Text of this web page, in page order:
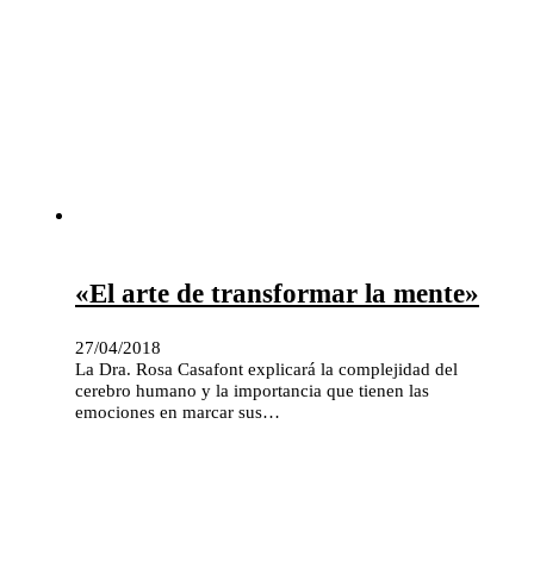
«El arte de transformar la mente»
27/04/2018
La Dra. Rosa Casafont explicará la complejidad del
cerebro humano y la importancia que tienen las
emociones en marcar sus…